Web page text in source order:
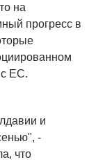
на
прогресс в
с ЕС.
и
-
что